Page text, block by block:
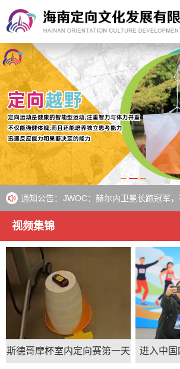
通知公告：
WOC：来自23个国家的运动员将在周五为淘汰
WOC：来自26个国家的运动员晋级短
JWOC：赫尔内卫冕长跑冠军，布勒在瑞典夺得
《IOF》Aebersold和Heikkilä在瑞典比赛后继续保持世
视频集锦
斯德哥摩杯室内定向赛第一天 进入中国